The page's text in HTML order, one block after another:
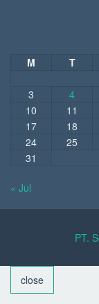
M
T
3
4
10
11
17
18
24
25
31
« Jul
PT.
close